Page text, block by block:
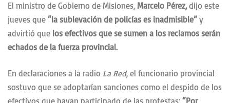
El ministro de Gobierno de Misiones, Marcelo Pérez,dijo este
jueves que “la sublevación de policías es inadmisible” y
advirtió que los efectivos que se sumen a los reclamos serán
echados de la fuerza provincial.
En declaraciones a la radio La Red, el funcionario provincial
sostuvo que se adoptarían sanciones como el despido de los